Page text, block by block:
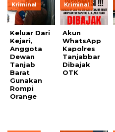
Kriminal
Keluar Dari
Kejari,
Anggota
Dewan
Tanjab
Barat
Gunakan
Rompi
Orange
Kriminal
Akun
WhatsApp
Kapolres
Tanjabbar
Dibajak
OTK